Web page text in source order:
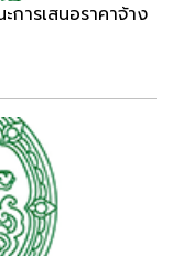
การเสนอราคาจ้าง